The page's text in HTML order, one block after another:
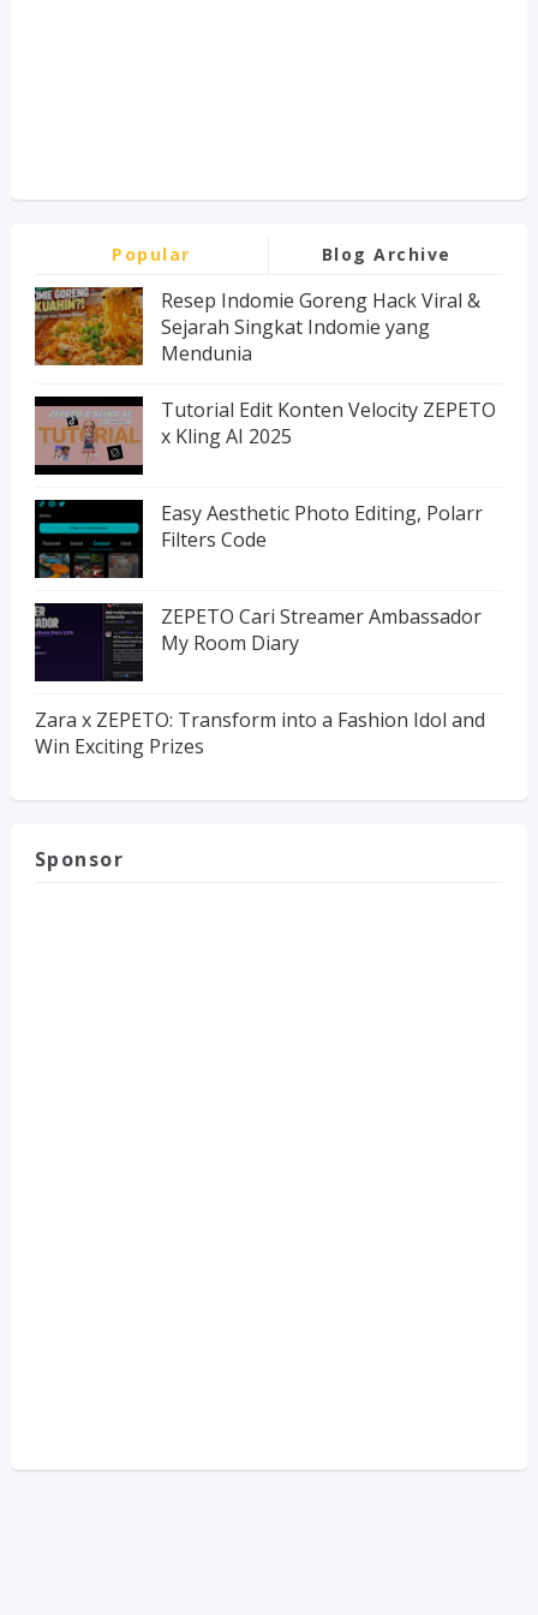
Popular Blog Archive
Resep Indomie Goreng Hack Viral &
Sejarah Singkat Indomie yang
Mendunia
Tutorial Edit Konten Velocity ZEPETO
x Kling AI 2025
Easy Aesthetic Photo Editing, Polarr
Filters Code
ZEPETO Cari Streamer Ambassador
My Room Diary
Zara x ZEPETO: Transform into a Fashion Idol and
Win Exciting Prizes
Sponsor